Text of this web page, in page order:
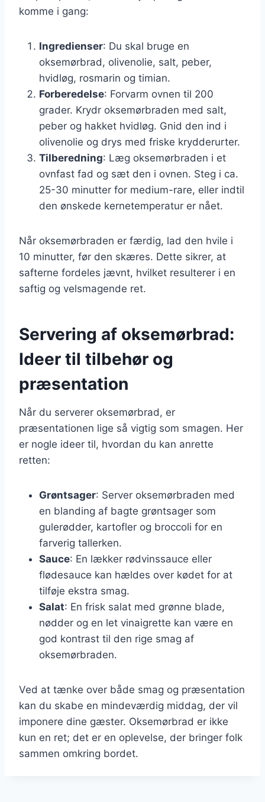
komme i gang:
Ingredienser: Du skal bruge en
oksemørbrad, olivenolie, salt, peber,
hvidløg, rosmarin og timian.
Forberedelse: Forvarm ovnen til 200
grader. Krydr oksemørbraden med salt,
peber og hakket hvidløg. Gnid den ind i
olivenolie og drys med friske krydderurter.
Tilberedning: Læg oksemørbraden i et
ovnfast fad og sæt den i ovnen. Steg i ca.
25-30 minutter for medium-rare, eller indtil
den ønskede kernetemperatur er nået.
Når oksemørbraden er færdig, lad den hvile i
10 minutter, før den skæres. Dette sikrer, at
safterne fordeles jævnt, hvilket resulterer i en
saftig og velsmagende ret.
Servering af oksemørbrad:
Ideer til tilbehør og
præsentation
Når du serverer oksemørbrad, er
præsentationen lige så vigtig som smagen. Her
er nogle ideer til, hvordan du kan anrette
retten:
Grøntsager: Server oksemørbraden med
en blanding af bagte grøntsager som
gulerødder, kartofler og broccoli for en
farverig tallerken.
Sauce: En lækker rødvinssauce eller
flødesauce kan hældes over kødet for at
tilføje ekstra smag.
Salat: En frisk salat med grønne blade,
nødder og en let vinaigrette kan være en
god kontrast til den rige smag af
oksemørbraden.
Ved at tænke over både smag og præsentation
kan du skabe en mindeværdig middag, der vil
imponere dine gæster. Oksemørbrad er ikke
kun en ret; det er en oplevelse, der bringer folk
sammen omkring bordet.